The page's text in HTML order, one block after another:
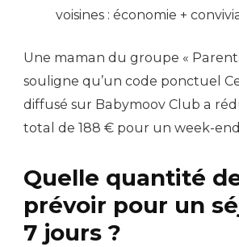
voisines : économie +
Une maman du groupe «
souligne qu’un code ponctuel
diffusé sur Babymoov Club a
total de 188 € pour un week-
Quelle quantité
prévoir pour un
7 jours ?